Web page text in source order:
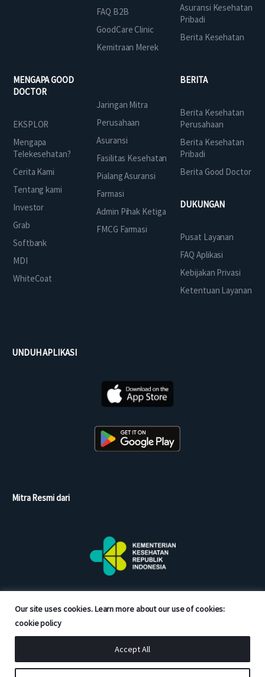
Our site uses cookies. Learn more about our use of cookies:
cookie policy
Accept All
FAQ B2B
GoodCare Clinic
Kemitraan Merek
Asuransi Kesehatan
Pribadi
Berita Kesehatan
MENGAPA GOOD
DOCTOR
EKSPLOR
Mengapa
Telekesehatan?
Cerita Kami
Tentang kami
Investor
Grab
Softbank
MDI
WhiteCoat
Jaringan Mitra
Perusahaan
Asuransi
Fasilitas Kesehatan
Pialang Asuransi
Farmasi
Admin Pihak Ketiga
FMCG Farmasi
BERITA
Berita Kesehatan
Perusahaan
Berita Kesehatan
Pribadi
Berita Good Doctor
DUKUNGAN
Pusat Layanan
FAQ Aplikasi
Kebijakan Privasi
Ketentuan Layanan
UNDUH APLIKASI
Mitra Resmi dari
Copyright © 2026 Good Doctor. All rights reserved.